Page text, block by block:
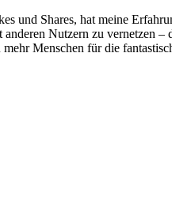
und Shares, hat meine
Nutzern zu vernetzen
Menschen für die